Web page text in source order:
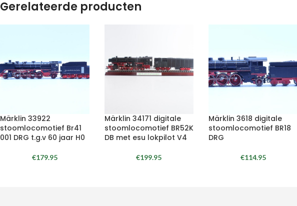
Gerelateerde producten
Märklin 33922
stoomlocomotief Br41
001 DRG t.g.v 60 jaar H0
€179.95
Märklin 34171 digitale
stoomlocomotief BR52K
DB met esu lokpilot V4
€199.95
Märklin 3618 digitale
stoomlocomotief BR18
DRG
€114.95